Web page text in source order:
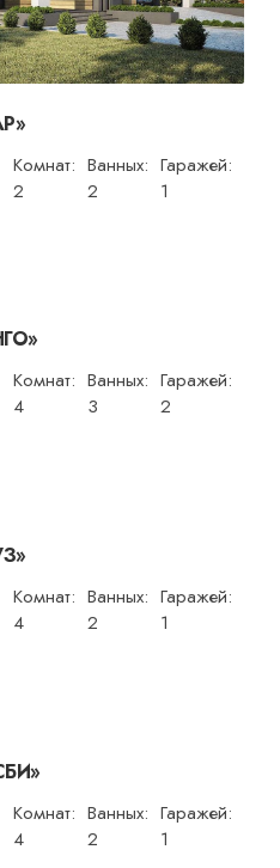
Комнат:
2
Ванных:
2
Гаражей:
1
Комнат:
4
Ванных:
3
Гаражей:
2
Комнат:
4
Ванных:
2
Гаражей:
1
Комнат:
4
Ванных:
2
Гаражей:
1